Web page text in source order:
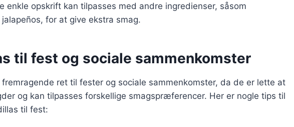
enkle opskrift kan tilpasses med andre ingredienser, såsom
for at give ekstra smag.
til fest og sociale sammenkomster
fremragende ret til fester og sociale sammenkomster, da de er lette at
og kan tilpasses forskellige smagspræferencer. Her er nogle tips til
til fest: